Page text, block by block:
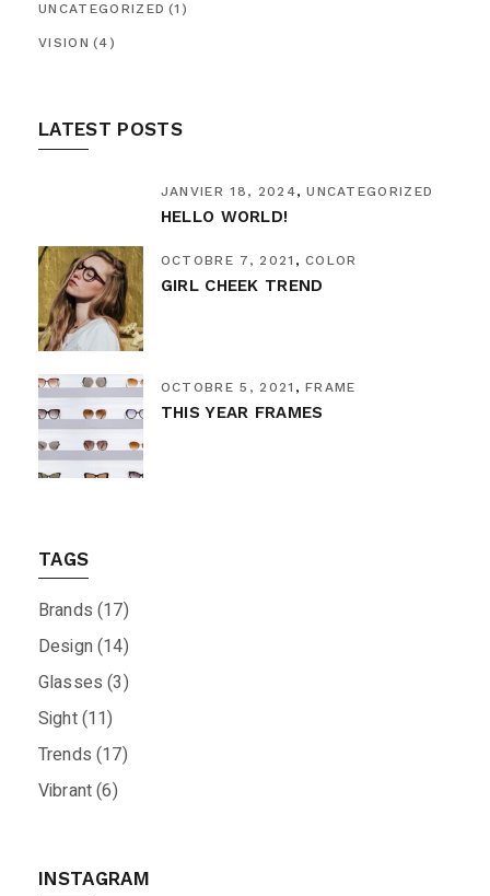
UNCATEGORIZED (1)
VISION (4)
LATEST POSTS
JANVIER 18, 2024 UNCATEGORIZED
HELLO WORLD!
OCTOBRE 7, 2021 COLOR
GIRL CHEEK TREND
OCTOBRE 5, 2021 FRAME
THIS YEAR FRAMES
TAGS
Brands (17)
Design(14)
Glasses (3)
Sight(11)
Trends (17)
Vibrant(6)
INSTAGRAM